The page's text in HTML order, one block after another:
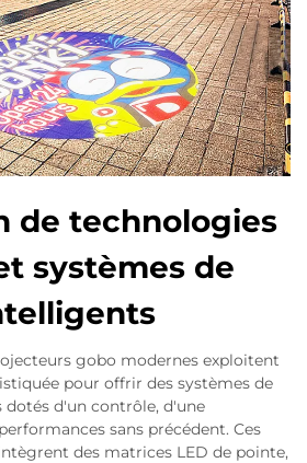
de technologies
systèmes de
gobo modernes exploitent
pour offrir des systèmes de
d'un contrôle, d'une
sans précédent. Ces
des matrices LED de pointe,